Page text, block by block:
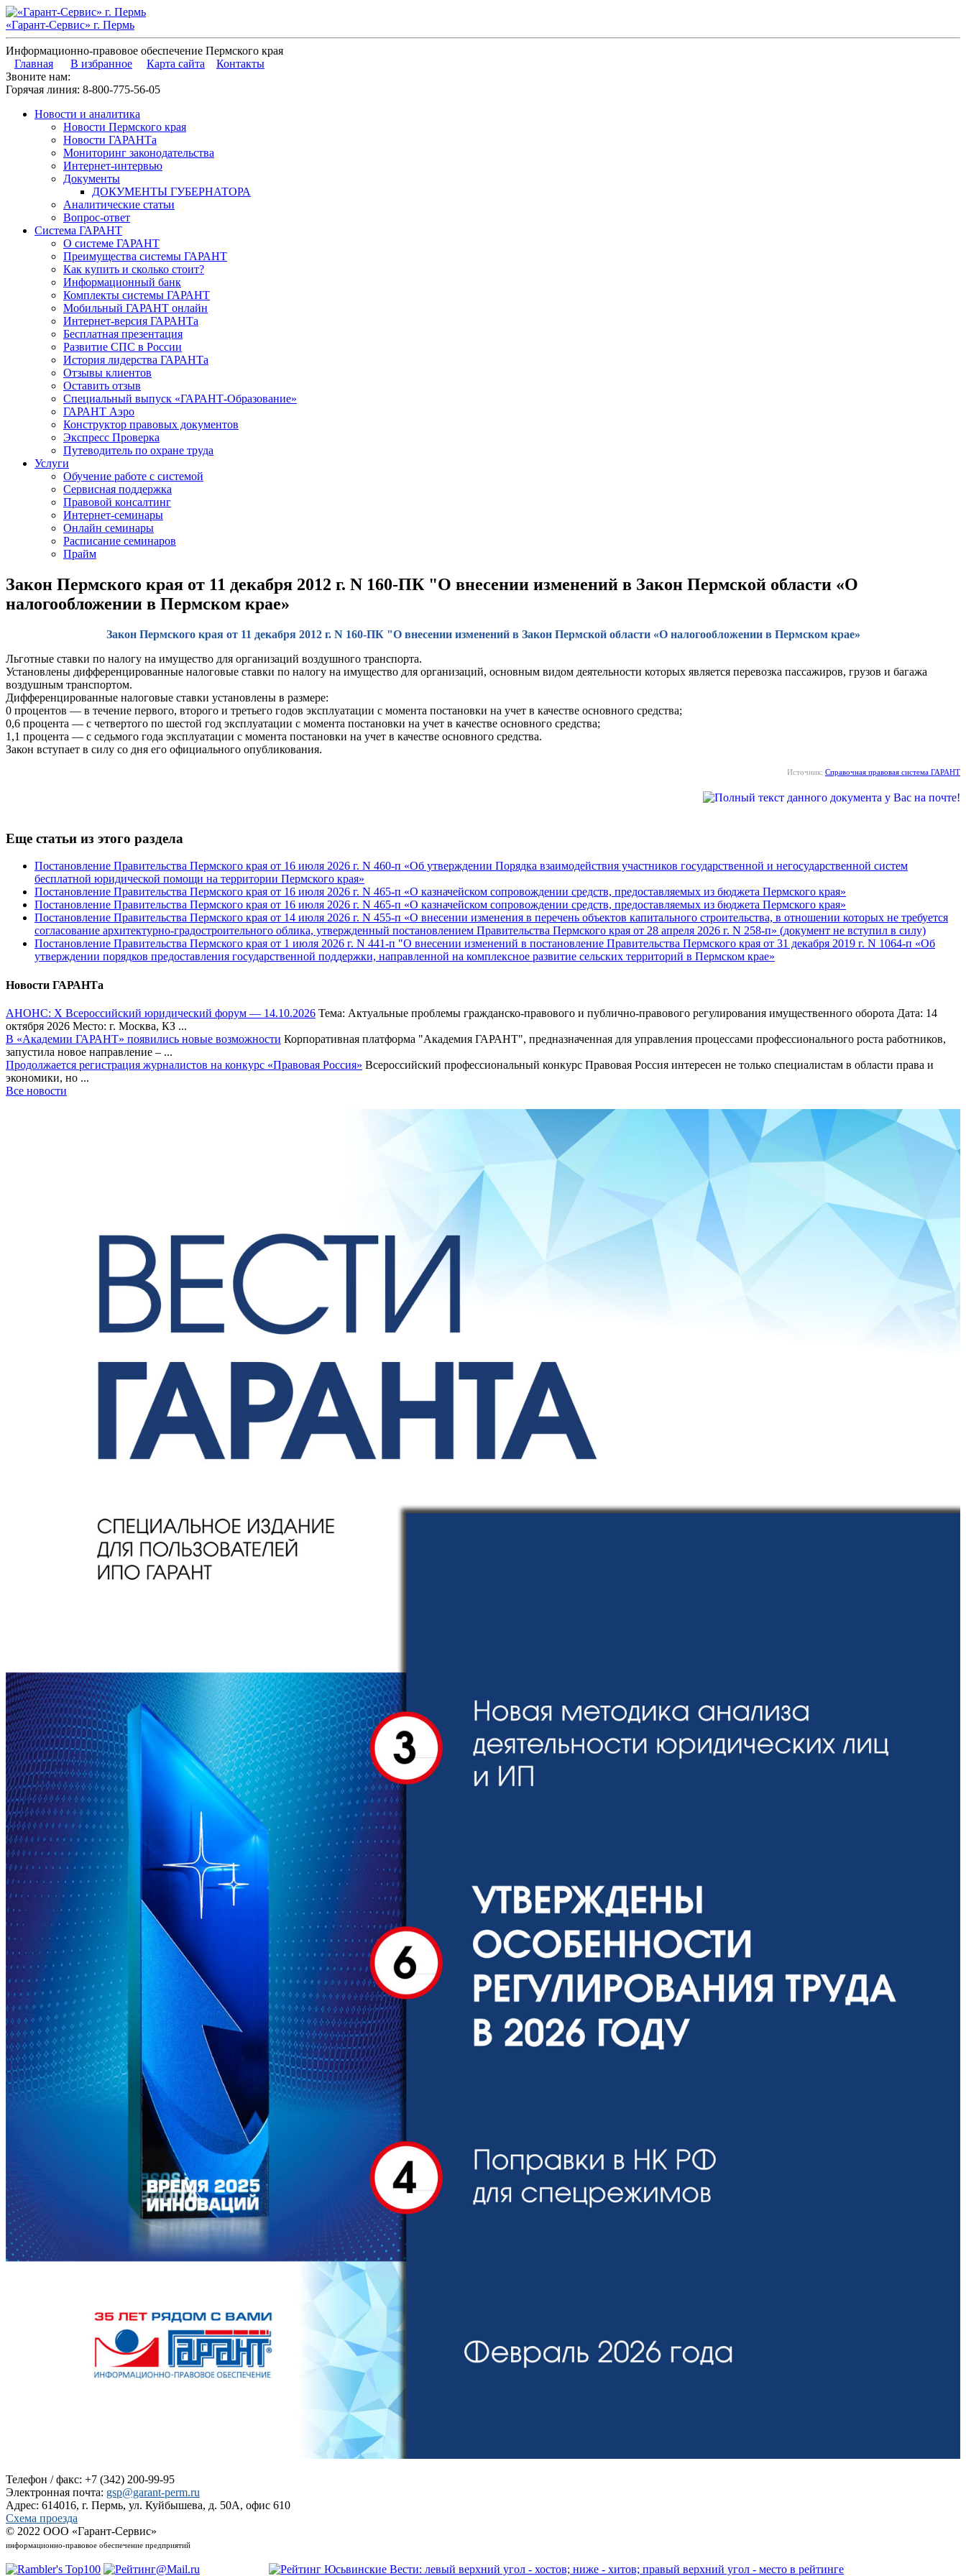
«Гарант-Сервис» г. Пермь
Информационно-правовое обеспечение Пермского края
Главная
В избранное Карта сайта
Контакты
Звоните нам:
Горячая линия: 8-800-775-56-05
Новости и аналитика
Новости Пермского края
Новости ГАРАНТа
Мониторинг законодательства
Интернет-интервью
Документы
ДОКУМЕНТЫ ГУБЕРНАТОРА
Аналитические статьи
Вопрос-ответ
Система ГАРАНТ
О системе ГАРАНТ
Преимущества системы ГАРАНТ
Как купить и сколько стоит?
Информационный банк
Комплекты системы ГАРАНТ
Мобильный ГАРАНТ онлайн
Интернет-версия ГАРАНТа
Бесплатная презентация
Развитие СПС в России
История лидерства ГАРАНТа
Отзывы клиентов
Оставить отзыв
Специальный выпуск «ГАРАНТ-Образование»
ГАРАНТ Аэро
Конструктор правовых документов
Экспресс Проверка
Путеводитель по охране труда
Услуги
Обучение работе с системой
Сервисная поддержка
Правовой консалтинг
Интернет-семинары
Онлайн семинары
Расписание семинаров
Прайм
Закон Пермского края от 11 декабря 2012 г. N 160-ПК "О внесении изменений в Закон Пермской области «О
налогообложении в Пермском крае»
Закон Пермского края от 11 декабря 2012 г. N 160-ПК "О внесении изменений в Закон Пермской области «О налогообложении в Пермском крае»
Льготные ставки по налогу на имущество для организаций воздушного транспорта.
Установлены дифференцированные налоговые ставки по налогу на имущество для организаций, основным видом деятельности которых является перевозка пассажиров, грузов и багажа
воздушным транспортом.
Дифференцированные налоговые ставки установлены в размере:
0 процентов — в течение первого, второго и третьего годов эксплуатации с момента постановки на учет в качестве основного средства;
0,6 процента — с четвертого по шестой год эксплуатации с момента постановки на учет в качестве основного средства;
1,1 процента — с седьмого года эксплуатации с момента постановки на учет в качестве основного средства.
Закон вступает в силу со дня его официального опубликования.
Источник: Справочная правовая система ГАРАНТ
Еще статьи из этого раздела
Постановление Правительства Пермского края от 16 июля 2026 г. N 460-п «Об утверждении Порядка взаимодействия участников государственной и негосударственной систем
бесплатной юридической помощи на территории Пермского края»
Постановление Правительства Пермского края от 16 июля 2026 г. N 465-п «О казначейском сопровождении средств, предоставляемых из бюджета Пермского края»
Постановление Правительства Пермского края от 16 июля 2026 г. N 465-п «О казначейском сопровождении средств, предоставляемых из бюджета Пермского края»
Постановление Правительства Пермского края от 14 июля 2026 г. N 455-п «О внесении изменения в перечень объектов капитального строительства, в отношении которых не требуется
согласование архитектурно-градостроительного облика, утвержденный постановлением Правительства Пермского края от 28 апреля 2026 г. N 258-п» (документ не вступил в силу)
Постановление Правительства Пермского края от 1 июля 2026 г. N 441-п "О внесении изменений в постановление Правительства Пермского края от 31 декабря 2019 г. N 1064-п «Об
утверждении порядков предоставления государственной поддержки, направленной на комплексное развитие сельских территорий в Пермском крае»
Новости ГАРАНТа
АНОНС: Х Всероссийский юридический форум — 14.10.2026 Тема: Актуальные проблемы гражданско-правового и публично-правового регулирования имущественного оборота Дата: 14
октября 2026 Место: г. Москва, КЗ ...
В «Академии ГАРАНТ» появились новые возможности Корпоративная платформа "Академия ГАРАНТ", предназначенная для управления процессами профессионального роста работников,
запустила новое направление – ...
Продолжается регистрация журналистов на конкурс «Правовая Россия» Всероссийский профессиональный конкурс Правовая Россия интересен не только специалистам в области права и
экономики, но ...
Все новости
Телефон / факс: +7 (342) 200-99-95
Электронная почта: gsp@garant-perm.ru
Адрес: 614016, г. Пермь, ул. Куйбышева, д. 50А, офис 610
Схема проезда
© 2022 ООО «Гарант-Сервис»
информационно-правовое обеспечение предприятий